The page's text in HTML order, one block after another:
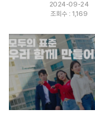
2024-09-24
조회수 : 1,169